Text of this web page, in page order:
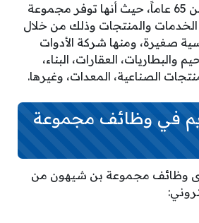
وتأسست منذ أكثر من 65 عاماً، حيث أنها توفر مجموعة
والمنتجات وذلك من خلال
صغيرة، ومنها شركة الأدوات
والبطاريات، العقارات، البناء،
الصناعية، المعدات، وغيرها.
في وظائف مجموعة
وظائف مجموعة بن شيهون من